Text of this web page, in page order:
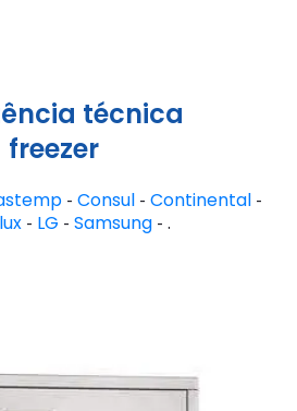
técnica
freezer
- Consul - Continental -
- LG - Samsung- .